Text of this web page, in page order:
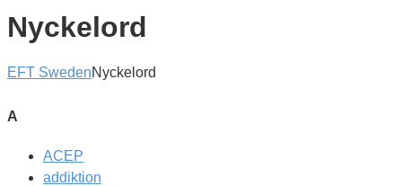
Nyckelord
EFT SwedenNyckelord
A
ACEP
addiktion